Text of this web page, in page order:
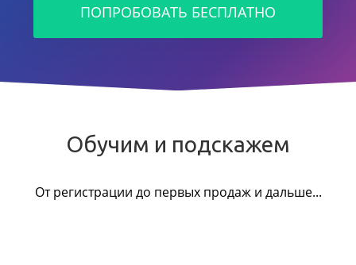
ПОПРОБОВАТЬ БЕСПЛАТНО
Обучим и подскажем
От регистрации до первых продаж и дальше...